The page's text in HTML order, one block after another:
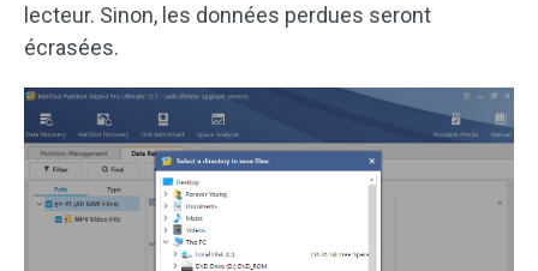
lecteur. Sinon, les données perdues seront
écrasées.